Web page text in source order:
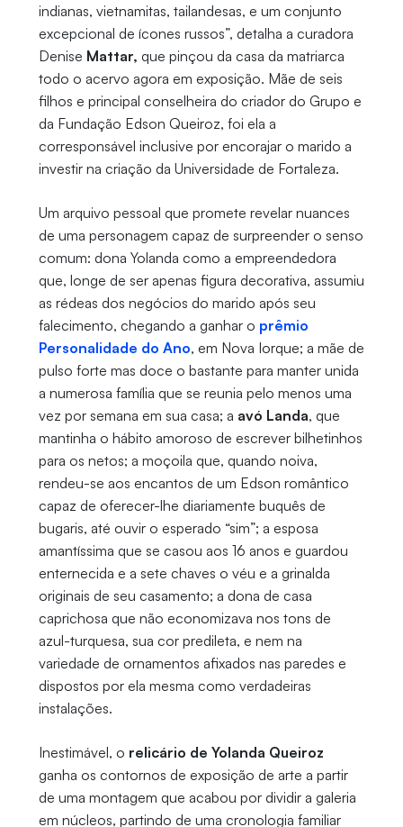
indianas, vietnamitas, tailandesas, e um conjunto
excepcional de ícones russos”, detalha a curadora
Denise Mattar, que pinçou da casa da matriarca
todo o acervo agora em exposição. Mãe de seis
filhos e principal conselheira do criador do Grupo e
da Fundação Edson Queiroz, foi ela a
corresponsável inclusive por encorajar o marido a
investir na criação da Universidade de Fortaleza.
Um arquivo pessoal que promete revelar nuances
de uma personagem capaz de surpreender o senso
comum: dona Yolanda como a empreendedora
que, longe de ser apenas figura decorativa, assumiu
as rédeas dos negócios do marido após seu
falecimento, chegando a ganhar o prêmio
Personalidade do Ano, em Nova Iorque; a mãe de
pulso forte mas doce o bastante para manter unida
a numerosa família que se reunia pelo menos uma
vez por semana em sua casa; a avó Landa, que
mantinha o hábito amoroso de escrever bilhetinhos
para os netos; a moçoila que, quando noiva,
rendeu-se aos encantos de um Edson romântico
capaz de oferecer-lhe diariamente buquês de
bugaris, até ouvir o esperado “sim”; a esposa
amantíssima que se casou aos 16 anos e guardou
enternecida e a sete chaves o véu e a grinalda
originais de seu casamento; a dona de casa
caprichosa que não economizava nos tons de
azul-turquesa, sua cor predileta, e nem na
variedade de ornamentos afixados nas paredes e
dispostos por ela mesma como verdadeiras
instalações.
Inestimável, o relicário de Yolanda Queiroz
ganha os contornos de exposição de arte a partir
de uma montagem que acabou por dividir a galeria
em núcleos, partindo de uma cronologia familiar